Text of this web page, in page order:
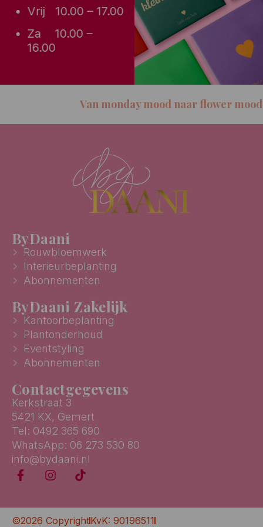
Vrij 10.00 – 17.00
Za 10.00 –
16.00
Van monday mood naar flower mood
ByDaani
Rouwbloemwerk
Interieurbeplanting
Abonnementen
ByDaani Zakelijk
Kantoorbeplanting
Plantonderhoud
Eventstyling
Abonnementen
Contactgegevens
Kerkstraat 3
5421 KX, Gemert
Tel: 0492 365 690
WhatsApp: 06 273 530 80
info@bydaani.nl
©2026 CopyrightKvK: 90196511